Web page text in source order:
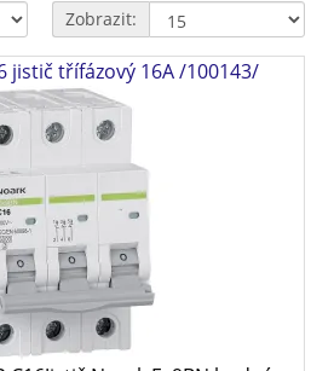
Zobrazit:
jistič třífázový 16A /100143/